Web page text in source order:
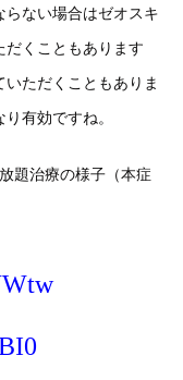
ない場合はゼオスキ
だくこともあります
いただくこともありま
有効ですね。
題治療の様子（本症